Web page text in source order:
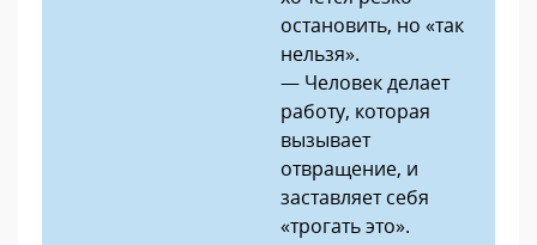
остановить, но «так
нельзя».
— Человек делает
работу, которая
вызывает
отвращение, и
заставляет себя
«трогать это».